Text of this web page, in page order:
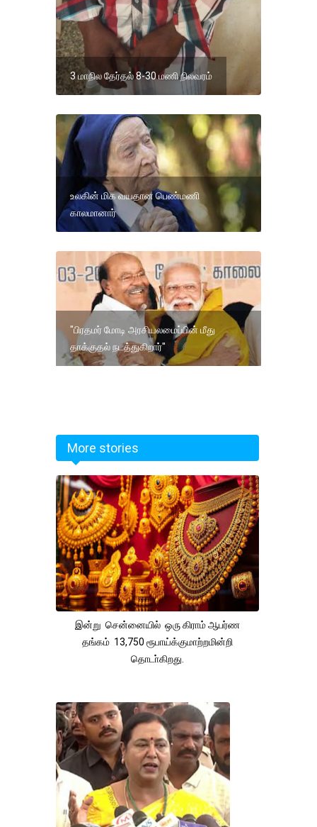
3 மாநில தேர்தல் 8-30 மணி நிலவரம்
உலகின் மிக வயதான பெண்மணி
காலமானார்
"பிரதமர் மோடி அரசியலமைப்பின் மீது
தாக்குதல் நடத்துகிறார்"
More stories
இன்று சென்னையில் ஒரு கிராம் ஆபர்ண
தங்கம் 13,750 ரூபாய்க்குமாற்றமின்றி
தொடா்கிறது.